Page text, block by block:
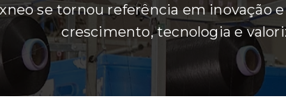
se tornou referência em inovação
crescimento, tecnologia e